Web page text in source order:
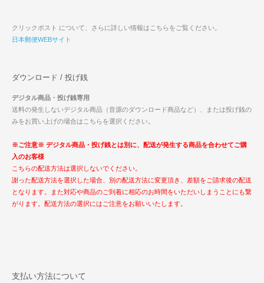
クリックポスト について、さらに詳しい情報はこちらをご覧ください。
日本郵便WEBサイト
ダウンロード / 投げ銭
デジタル商品・投げ銭専用
送料の発生しないデジタル商品（音源のダウンロード商品など）、または投げ銭の
みをお買い上げの場合はこちらを選択ください。
※ご注意※ デジタル商品・投げ銭とは別に、配送が発生する商品を合わせてご購
入のお客様
こちらの配送方法は選択しないでください。
謝った配送方法を選択した場合、別の配送方法に変更頂き、差額をご請求後の配送
となります。また対応や商品のご到着に相応のお時間をいただいしまうことにも繋
がります。配送方法の選択にはご注意をお願いいたします。
支払い方法について